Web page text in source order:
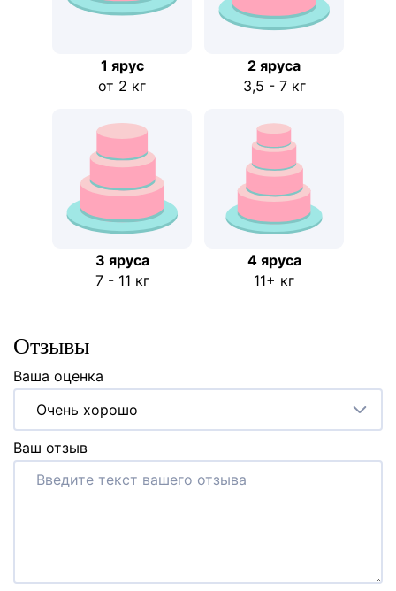
1 ярус
от 2 кг
2 ярусa
3,5 - 7 кг
3 яруса
7 - 11 кг
4 яруса
11+ кг
Отзывы
Ваша оценка
Очень хорошо
Ваш отзыв